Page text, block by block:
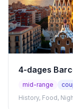
4-dages
mid-range
History, Food,